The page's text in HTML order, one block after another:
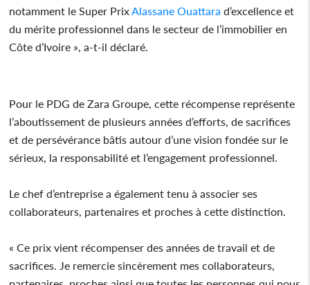
notamment le Super Prix Alassane Ouattara d’excellence et
du mérite professionnel dans le secteur de l’immobilier en
Côte d’Ivoire », a-t-il déclaré.
Pour le PDG de Zara Groupe, cette récompense représente
l’aboutissement de plusieurs années d’efforts, de sacrifices
et de persévérance bâtis autour d’une vision fondée sur le
sérieux, la responsabilité et l’engagement professionnel.
Le chef d’entreprise a également tenu à associer ses
collaborateurs, partenaires et proches à cette distinction.
« Ce prix vient récompenser des années de travail et de
sacrifices. Je remercie sincèrement mes collaborateurs,